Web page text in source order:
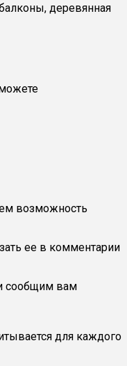
деревянная
возможность
ее в комментарии
сообщим вам
для каждого